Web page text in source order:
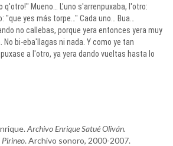
q'otro!" Mueno… L'uno s'arrenpuxaba, l'otro:
yes más torpe…" Cada uno… Bua…
no callebas, porque yera entonces yera muy
No bi-eba'llagas ni nada. Y como ye tan
a l'otro, ya yera dando vueltas hasta lo
Archivo Enrique Satué Oliván.
Pirineo. Archivo sonoro, 2000-2007.